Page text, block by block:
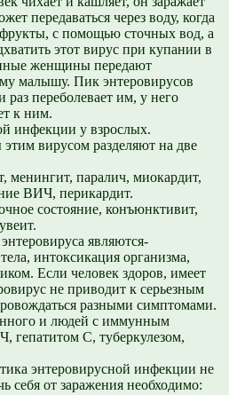
передаваться через воду, когда
с помощью сточных вод, а
этот вирус при купании в
женщины передают
малышу. Пик энтеровирусов
раз переболевает им, у него
к ним.
инфекции у взрослых.
вирусом разделяют на две
менингит, паралич, миокардит,
ВИЧ, перикардит.
состояние, конъюнктивит,
являются-
интоксикация организма,
Если человек здоров, имеет
не приводит к серьезным
разными симптомами.
и людей с иммунным
гепатитом С, туберкулезом,
энтеровирусной инфекции не
себя от заражения необходимо: